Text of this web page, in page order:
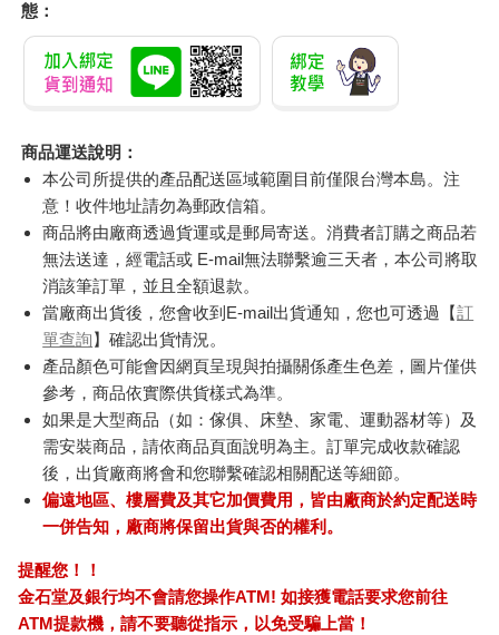
態：
商品運送說明：
本公司所提供的產品配送區域範圍目前僅限台灣本島。注
意！收件地址請勿為郵政信箱。
商品將由廠商透過貨運或是郵局寄送。消費者訂購之商品若
無法送達，經電話或 E-mail無法聯繫逾三天者，本公司將取
消該筆訂單，並且全額退款。
當廠商出貨後，您會收到E-mail出貨通知，您也可透過【訂
單查詢】確認出貨情況。
產品顏色可能會因網頁呈現與拍攝關係產生色差，圖片僅供
參考，商品依實際供貨樣式為準。
如果是大型商品（如：傢俱、床墊、家電、運動器材等）及
需安裝商品，請依商品頁面說明為主。訂單完成收款確認
後，出貨廠商將會和您聯繫確認相關配送等細節。
偏遠地區、樓層費及其它加價費用，皆由廠商於約定配送時
一併告知，廠商將保留出貨與否的權利。
提醒您！！
金石堂及銀行均不會請您操作ATM! 如接獲電話要求您前往
ATM提款機，請不要聽從指示，以免受騙上當！